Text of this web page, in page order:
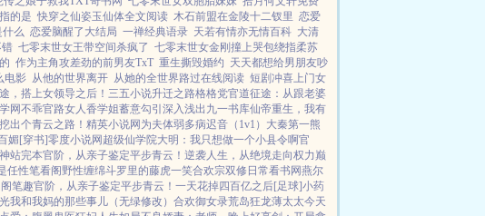
的是 快穿之仙姿玉仙体全文阅读 木石前盟在金陵十二钗里 恋爱
么 恋爱脑醒了大结局 一禅经典语录 天若有情亦无情百科 大清
错 七零末世女王带空间杀疯了 七零末世女金刚撞上哭包绕指柔苏
作为主角攻差劲的前男友TxT 重生撕毁婚约 天天都想给男朋友吵
电影 从他的世界离开 从她的全世界路过在线阅读 短剧冲喜上门女
，搭上女领导之后！ 三五小说升迁之路格格党官道征途：从跟老婆
网不乖官路女人香学姐蓄意勾引 深入浅出 九一书库仙帝重生，我有
出个青云之路！ 精英小说网 为夫体弱多病迟音（1v1） 大秦第一熊
媚[穿书]零度小说网 超级仙学院大明：我只想做一个小县令啊官
神站完本官阶，从亲子鉴定平步青云！ 逆袭人生，从绝境走向权力巅
任性笔看阁 野性缠绵斗罗里的藤虎一笑合欢宗双修日常看书网燕尔
阁笔趣官阶，从亲子鉴定平步青云！ 一天花掉四百亿之后[足球]小药
我和我妈的那些事儿（无绿修改） 合欢御女录荒岛狂龙薄太太今天